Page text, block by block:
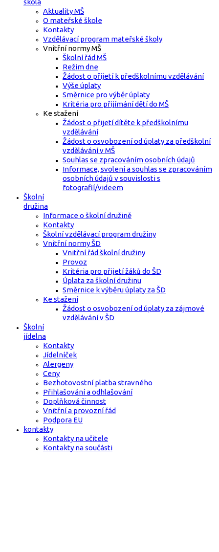
škola
Aktuality MŠ
O mateřské škole
Kontakty
Vzdělávací program mateřské školy
Vnitřní normy MŠ
Školní řád MŠ
Režim dne
Žádost o přijetí k předškolnímu vzdělávání
Výše úplaty
Směrnice pro výběr úplaty
Kritéria pro přijímání dětí do MŠ
Ke stažení
Žádost o přijetí dítěte k předškolnímu
vzdělávání
Žádost o osvobození od úplaty za předškolní
vzdělávání v MŠ
Souhlas se zpracováním osobních údajů
Informace, svolení a souhlas se zpracováním
osobních údajů v souvislosti s
fotografií/videem
Školní
družina
Informace o školní družině
Kontakty
Školní vzdělávací program družiny
Vnitřní normy ŠD
Vnitřní řád školní družiny
Provoz
Kritéria pro přijetí žáků do ŠD
Úplata za školní družinu
Směrnice k výběru úplaty za ŠD
Ke stažení
Žádost o osvobození od úplaty za zájmové
vzdělávání v ŠD
Školní
jídelna
Kontakty
Jídelníček
Alergeny
Ceny
Bezhotovostní platba stravného
Přihlašování a odhlašování
Doplňková činnost
Vnitřní a provozní řád
Podpora EU
kontakty
Kontakty na učitele
Kontakty na součásti